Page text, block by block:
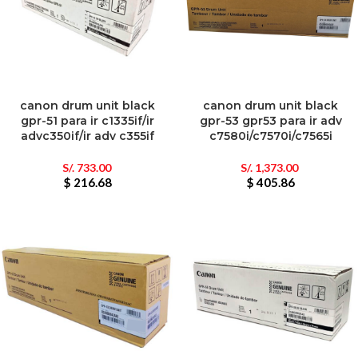
canon drum unit black
gpr-51 para ir c1335if/ir
advc350if/ir adv c355if
S/.733.00
$ 216.68
canon drum unit black
gpr-53 gpr53 para ir adv
c7580i/c7570i/c7565i
S/. 1,373.00
$ 405.86